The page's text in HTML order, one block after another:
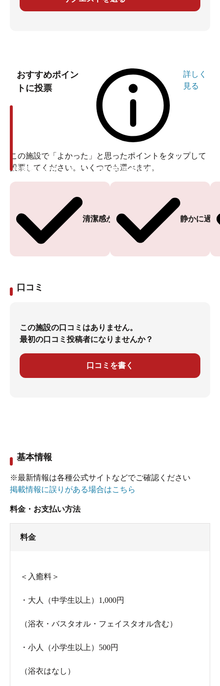
おすすめポイン
トに投票
詳しく
見る
この施設で「よかった」と思ったポイントをタップして
投票してください。いくつでも選べます。
清潔感がある
投票ありがとうございます
静かに過
投票ありがとうございます
口コミ
この施設の口コミはありません。
最初の口コミ投稿者になりませんか？
口コミを書く
基本情報
※最新情報は各種公式サイトなどでご確認ください
掲載情報に誤りがある場合はこちら
料金・お支払い方法
料金
＜入癒料＞
・大人（中学生以上）1,000円
（浴衣・バスタオル・フェイスタオル含む）
・小人（小学生以上）500円
（浴衣はなし）